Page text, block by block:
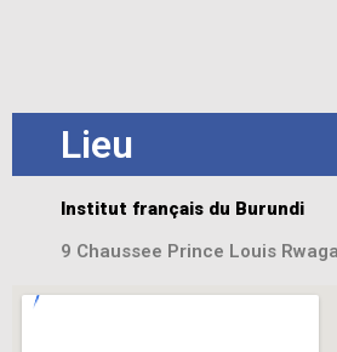
Lieu
Institut français du Burundi
9 Chaussee Prince Louis